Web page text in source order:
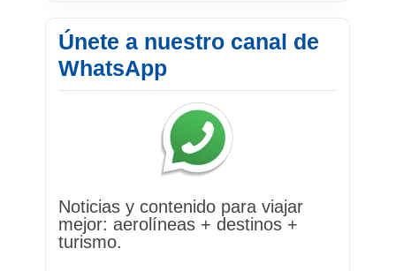
Únete a nuestro canal de
WhatsApp
Noticias y contenido para viajar
mejor: aerolíneas + destinos +
turismo.